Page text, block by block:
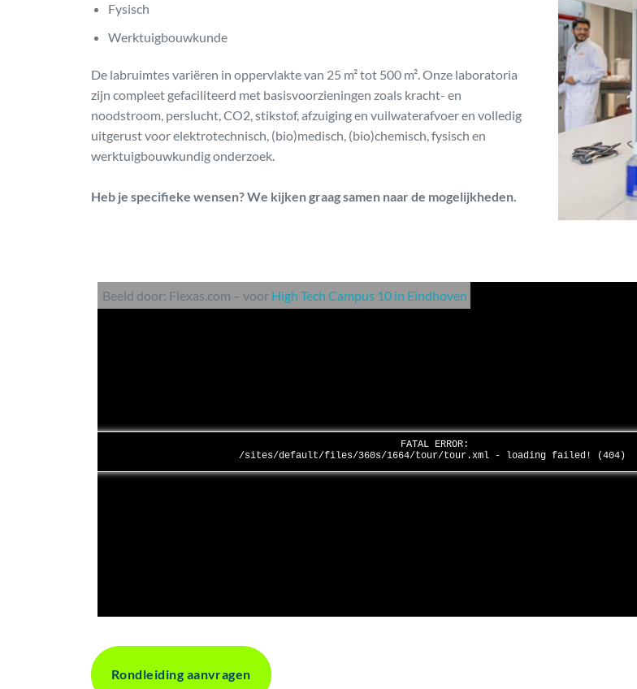
Fysisch
Werktuigbouwkunde
De labruimtes variëren in oppervlakte van 25 m² tot 500 m². Onze laboratoria
zijn compleet gefaciliteerd met basisvoorzieningen zoals kracht- en
noodstroom, perslucht, CO2, stikstof, afzuiging en vuilwaterafvoer en volledig
uitgerust voor elektrotechnisch, (bio)medisch, (bio)chemisch, fysisch en
werktuigbouwkundig onderzoek.
Heb je specifieke wensen? We kijken graag samen naar de mogelijkheden.
Beeld door: Flexas.com – voor High Tech Campus 10 in Eindhoven
Rondleiding aanvragen